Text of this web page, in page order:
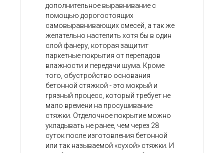
дополнительное выравнивание с
помощью дорогостоящих
самовыравнивающих смесей, а так же
желательно настелить хотя бы в один
слой фанеру, которая защитит
паркетные покрытия от перепадов
влажности и передачи шума. Кроме
того, обустройство основания
бетонной стяжкой - это мокрый и
грязный процесс, который требует не
мало времени на просушивание
стяжки. Отделочное покрытие можно
укладывать не ранее, чем через 28
суток после изготовления бетонной
или так называемой «сухой» стяжки. И